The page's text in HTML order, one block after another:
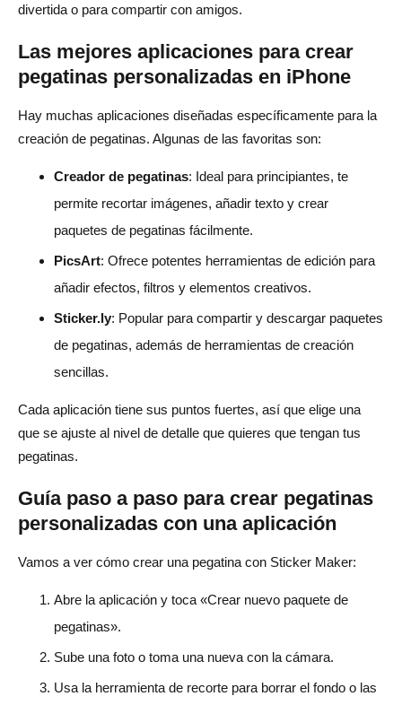
divertida o para compartir con amigos.
Las mejores aplicaciones para crear
pegatinas personalizadas en iPhone
Hay muchas aplicaciones diseñadas específicamente para la
creación de pegatinas. Algunas de las favoritas son:
Creador de pegatinas: Ideal para principiantes, te
permite recortar imágenes, añadir texto y crear
paquetes de pegatinas fácilmente.
PicsArt: Ofrece potentes herramientas de edición para
añadir efectos, filtros y elementos creativos.
Sticker.ly: Popular para compartir y descargar paquetes
de pegatinas, además de herramientas de creación
sencillas.
Cada aplicación tiene sus puntos fuertes, así que elige una
que se ajuste al nivel de detalle que quieres que tengan tus
pegatinas.
Guía paso a paso para crear pegatinas
personalizadas con una aplicación
Vamos a ver cómo crear una pegatina con Sticker Maker:
Abre la aplicación y toca «Crear nuevo paquete de
pegatinas».
Sube una foto o toma una nueva con la cámara.
Usa la herramienta de recorte para borrar el fondo o las